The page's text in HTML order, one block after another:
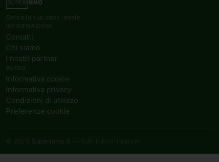
Cerca la tua casa ideale
Contatti
Chi siamo
I nostri partner
Informativa cookie
Informativa privacy
Condizioni di utilizzo
Preferenze cookie